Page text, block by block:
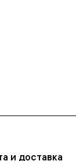
и доставка